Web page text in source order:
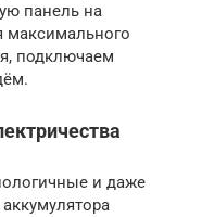
панель на
максимального
подключаем
и даже